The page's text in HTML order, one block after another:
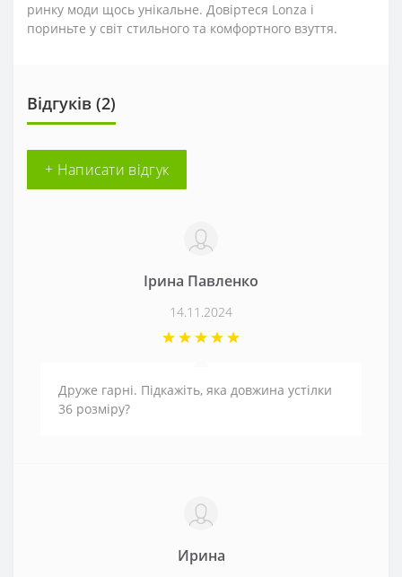
ринку моди щось унікальне. Довіртеся Lonza і
пориньте у світ стильного та комфортного взуття.
Відгуків (2)
+ Написати відгук
Ірина Павленко
14.11.2024
Друже гарні. Підкажіть, яка довжина устілки
36 розміру?
Ирина